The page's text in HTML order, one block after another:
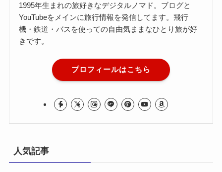
1995年生まれの旅好きなデジタルノマド。ブログと
YouTubeをメインに旅行情報を発信してます。飛行
機・鉄道・バスを使っての自由気ままなひとり旅が好
きです。
プロフィールはこちら
人気記事